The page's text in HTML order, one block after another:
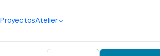
ProyectosAtelier
|
3204 hilo